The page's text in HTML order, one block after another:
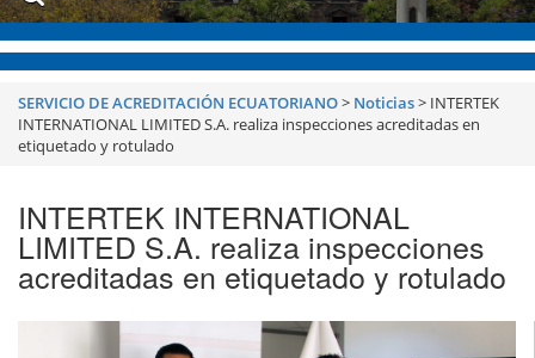
SERVICIO DE ACREDITACIÓN ECUATORIANO> Noticias> INTERTEK
INTERNATIONAL LIMITED S.A. realiza inspecciones acreditadas en
etiquetado y rotulado
INTERTEK INTERNATIONAL
LIMITED S.A. realiza inspecciones
acreditadas en etiquetado y rotulado